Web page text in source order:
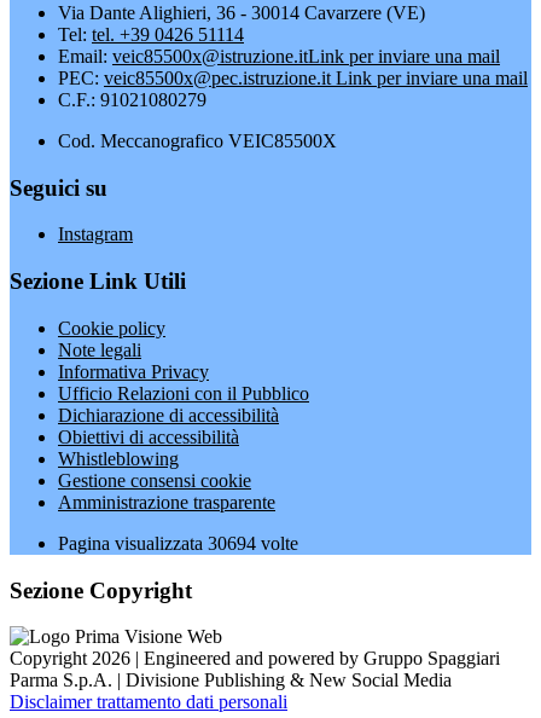
Via Dante Alighieri, 36 - 30014 Cavarzere (VE)
Tel: tel. +39 0426 51114
Email: veic85500x@istruzione.itLink per inviare una mail
PEC: veic85500x@pec.istruzione.it Link per inviare una mail
C.F.: 91021080279
Cod. Meccanografico VEIC85500X
Seguici su
Instagram
Sezione Link Utili
Cookie policy
Note legali
Informativa Privacy
Ufficio Relazioni con il Pubblico
Dichiarazione di accessibilità
Obiettivi di accessibilità
Whistleblowing
Gestione consensi cookie
Amministrazione trasparente
Pagina visualizzata 30694 volte
Sezione Copyright
Copyright 2026 | Engineered and powered by Gruppo Spaggiari
Parma S.p.A. | Divisione Publishing & New Social Media
Disclaimer trattamento dati personali